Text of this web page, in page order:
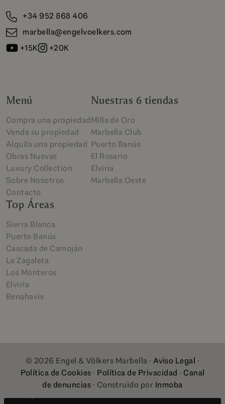
+34 952 868 406
marbella@engelvoelkers.com
+15K
+20K
Menú
Compra una propiedad
Venda su propiedad
Alquila una propiedad
Obras Nuevas
Luxury Collection
Sobre Nosotros
Contacto
Nuestras 6 tiendas
Milla de Oro
Marbella Club
Puerto Banús
El Rosario
Elviria
Marbella Oeste
Top Áreas
Sierra Blanca
Puerto Banús
Cascada de Camoján
La Zagaleta
Los Monteros
Elviria
Benahavis
© 2026 Engel & Völkers Marbella ·Aviso Legal ·
Política de Cookies · Política de Privacidad · Canal
de denuncias · Construido por Inmoba